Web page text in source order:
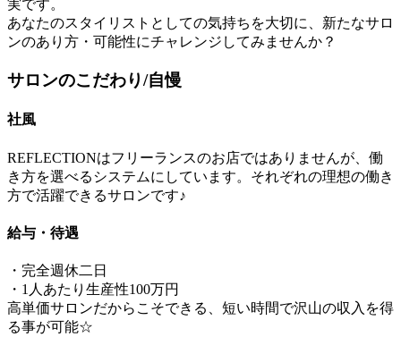
実です。
あなたのスタイリストとしての気持ちを大切に、新たなサロ
ンのあり方・可能性にチャレンジしてみませんか？
サロンのこだわり/自慢
社風
REFLECTIONはフリーランスのお店ではありませんが、働
き方を選べるシステムにしています。それぞれの理想の働き
方で活躍できるサロンです♪
給与・待遇
・完全週休二日
・1人あたり生産性100万円
高単価サロンだからこそできる、短い時間で沢山の収入を得
る事が可能☆